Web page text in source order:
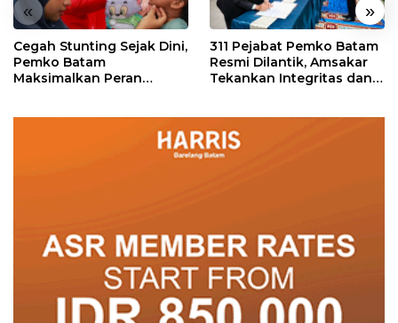
« »
Cegah Stunting Sejak Dini,
Pemko Batam
Maksimalkan Peran
311 Pejabat Pemko Batam
Resmi Dilantik, Amsakar
Tekankan Integritas dan